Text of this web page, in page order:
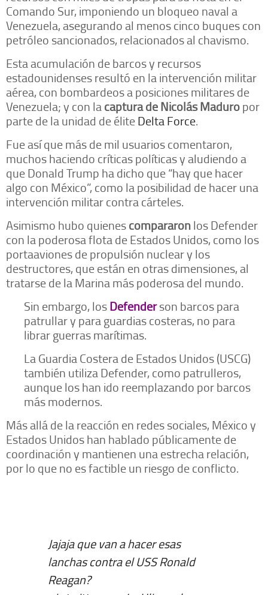
Comando Sur, imponiendo un bloqueo naval a
Venezuela, asegurando al menos cinco buques con
petróleo sancionados, relacionados al chavismo.
Esta acumulación de barcos y recursos
estadounidenses resultó en la intervención militar
aérea, con bombardeos a posiciones militares de
Venezuela; y con lacaptura de Nicolás Maduropor
parte de la unidad de éliteDelta Force.
Fue así que más de mil usuarios comentaron,
muchos haciendo críticas políticas y aludiendo a
que Donald Trump ha dicho que “hay que hacer
algo con México”, como la posibilidad de hacer una
intervención militar contra cárteles.
Asimismo hubo quienescompararonlos Defender
con la poderosa flota de Estados Unidos, como los
portaaviones de propulsión nuclear y los
destructores, que están en otras dimensiones, al
tratarse de la Marina más poderosa del mundo.
Sin embargo, losDefenderson barcos para
patrullar y para guardias costeras, no para
librar guerras marítimas.
La Guardia Costera de Estados Unidos (USCG)
también utiliza Defender, como patrulleros,
aunque los han ido reemplazando por barcos
más modernos.
Más allá de la reacción en redes sociales, México y
Estados Unidos han hablado públicamente de
coordinación y mantienen una estrecha relación,
por lo que no es factible un riesgo de conflicto.
Jajaja que van a hacer esas
lanchas contra el USS Ronald
Reagan?